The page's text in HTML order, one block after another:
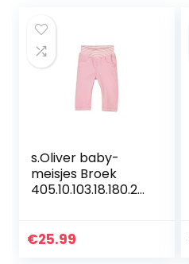
s.Oliver baby-
meisjes Broek
405.10.103.18.180.20
€25.99